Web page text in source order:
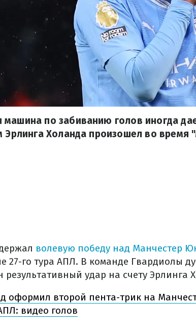
по забиванию голов иногда
Эрлинга Холанда произошел во время
волевую победу над Манчестер
27-го тура АПЛ. В команде Гвардиолы
удар на счету Эрлинга
оформил второй пента-трик на
видео голов